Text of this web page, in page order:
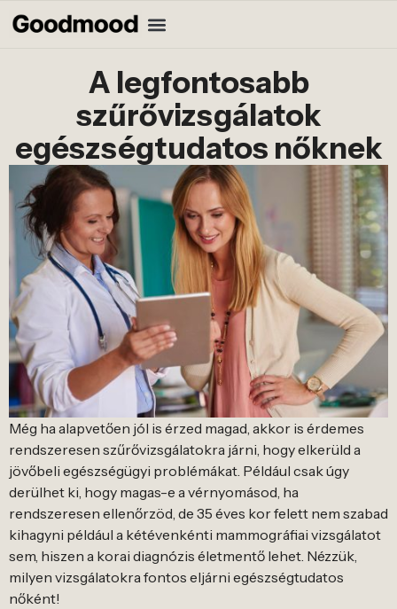
A legfontosabb
szűrővizsgálatok
egészségtudatos nőknek
Még ha alapvetően jól is érzed magad, akkor is érdemes
rendszeresen szűrővizsgálatokra járni, hogy elkerüld a
jövőbeli egészségügyi problémákat. Például csak úgy
derülhet ki, hogy magas-e a vérnyomásod, ha
rendszeresen ellenőrzöd, de 35 éves kor felett nem szabad
kihagyni például a kétévenkénti mammográfiai vizsgálatot
sem, hiszen a korai diagnózis életmentő lehet. Nézzük,
milyen vizsgálatokra fontos eljárni egészségtudatos
nőként!